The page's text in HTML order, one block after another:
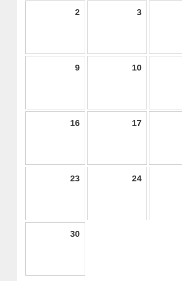
2 3
9 10
16 17
23 24
30